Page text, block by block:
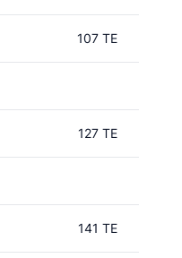
107 TE
127 TE
141 TE